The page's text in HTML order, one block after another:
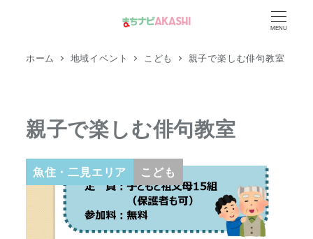
MENU
ホーム 地域イベント こども 親子で楽しむ俳句教室
親子で楽しむ俳句教室
魚住・二見エリア こども